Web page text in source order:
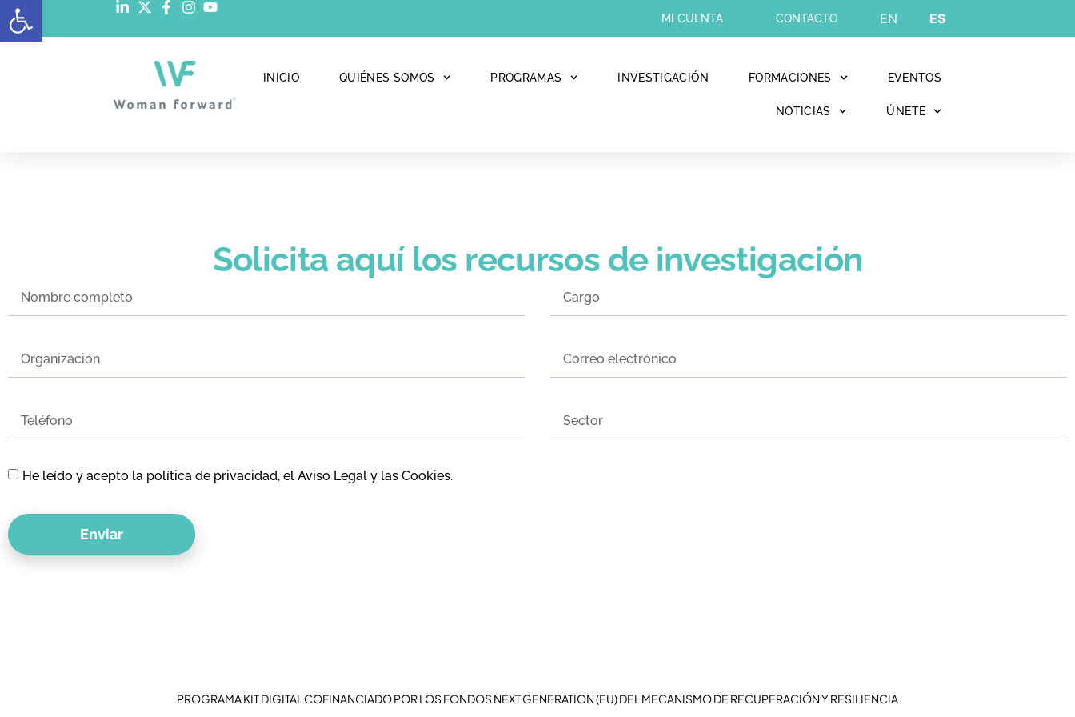
Abrir barra de herramientas MI CUENTA CONTACTO EN ES
INICIO QUIÉNES SOMOS PROGRAMAS INVESTIGACIÓN FORMACIONES EVENTOS
NOTICIAS ÚNETE
Solicita aquí los recursos de investigación
He leído y acepto la política de privacidad, el Aviso Legal y las Cookies.
Enviar
PROGRAMA KIT DIGITAL COFINANCIADO POR LOS FONDOS NEXT GENERATION (EU) DEL MECANISMO DE RECUPERACIÓN Y RESILIENCIA